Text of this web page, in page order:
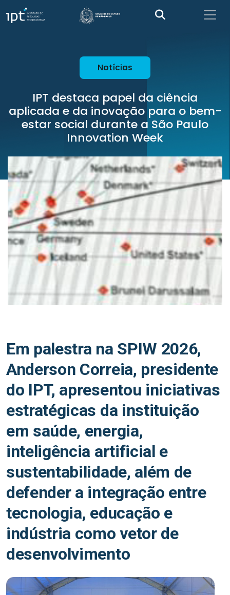
Notícias
IPT destaca papel da ciência
aplicada e da inovação para o bem-
estar social durante a São Paulo
Innovation Week
Em palestra na SPIW 2026,
Anderson Correia, presidente
do IPT, apresentou iniciativas
estratégicas da instituição
em saúde, energia,
inteligência artificial e
sustentabilidade, além de
defender a integração entre
tecnologia, educação e
indústria como vetor de
desenvolvimento